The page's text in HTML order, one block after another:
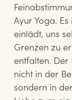
Ayur Yoga.
einlädt, uns
Grenzen zu
entfalten. Der
nicht in der
sondern in